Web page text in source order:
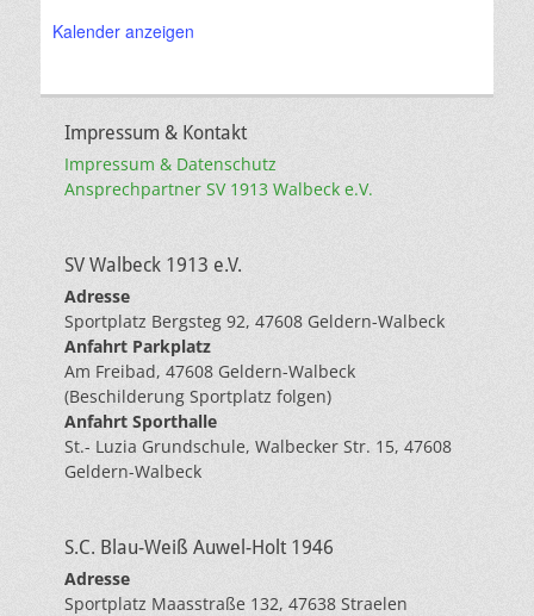
Kalender anzeigen
Impressum & Kontakt
Impressum & Datenschutz
Ansprechpartner SV 1913 Walbeck e.V.
SV Walbeck 1913 e.V.
Adresse
Sportplatz Bergsteg 92, 47608 Geldern-Walbeck
Anfahrt Parkplatz
Am Freibad, 47608 Geldern-Walbeck
(Beschilderung Sportplatz folgen)
Anfahrt Sporthalle
St.- Luzia Grundschule, Walbecker Str. 15, 47608
Geldern-Walbeck
S.C. Blau-Weiß Auwel-Holt 1946
Adresse
Sportplatz Maasstraße 132, 47638 Straelen